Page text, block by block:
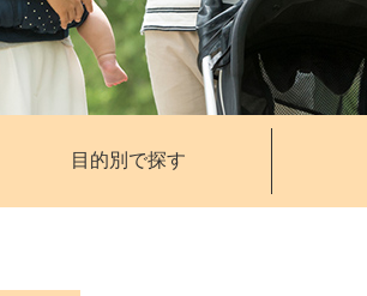
目的別で探す